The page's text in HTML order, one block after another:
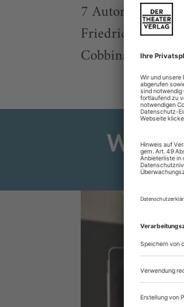
7 Autor:innen:
Friedrich
Cobbina, nach
Sie